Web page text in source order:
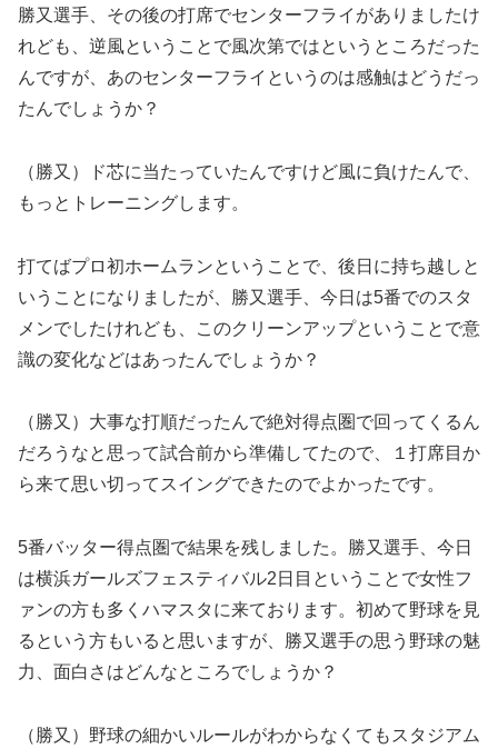
勝又選手、その後の打席でセンターフライがありましたけ
れども、逆風ということで風次第ではというところだった
んですが、あのセンターフライというのは感触はどうだっ
たんでしょうか？
（勝又）ド芯に当たっていたんですけど風に負けたんで、
もっとトレーニングします。
打てばプロ初ホームランということで、後日に持ち越しと
いうことになりましたが、勝又選手、今日は5番でのスタ
メンでしたけれども、このクリーンアップということで意
識の変化などはあったんでしょうか？
（勝又）大事な打順だったんで絶対得点圏で回ってくるん
だろうなと思って試合前から準備してたので、１打席目か
ら来て思い切ってスイングできたのでよかったです。
5番バッター得点圏で結果を残しました。勝又選手、今日
は横浜ガールズフェスティバル2日目ということで女性フ
ァンの方も多くハマスタに来ております。初めて野球を見
るという方もいると思いますが、勝又選手の思う野球の魅
力、面白さはどんなところでしょうか？
（勝又）野球の細かいルールがわからなくてもスタジアム